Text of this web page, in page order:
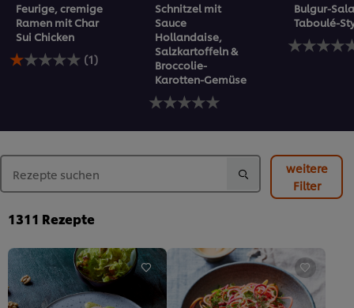
Feurige, cremige
Ramen mit Char
Sui Chicken
Die
durchschnittliche
mit
Sui
Chicken
1.0
5
aus
1
Bewertungen.
(1)
Schnitzel mit
Sauce
Hollandaise,
Salzkartoffeln &
Broccolie-
Karotten-Gemüse
Keine
Bewertungen
recipe
Bulgur-
Taboulé-
Keine
weitere
Filter
1311 Rezepte